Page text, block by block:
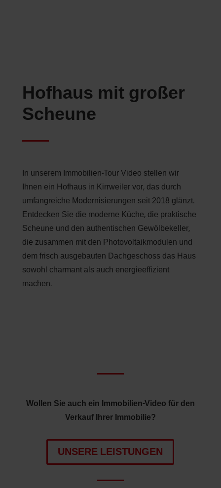
Hofhaus mit großer
Scheune
In unserem Immobilien-Tour Video stellen wir
Ihnen ein Hofhaus in Kirrweiler vor, das durch
umfangreiche Modernisierungen seit 2018 glänzt.
Entdecken Sie die moderne Küche, die praktische
Scheune und den authentischen Gewölbekeller,
die zusammen mit den Photovoltaikmodulen und
dem frisch ausgebauten Dachgeschoss das Haus
sowohl charmant als auch energieeffizient
machen.
Wollen Sie auch ein Immobilien-Video für den
Verkauf Ihrer Immobilie?
UNSERE LEISTUNGEN